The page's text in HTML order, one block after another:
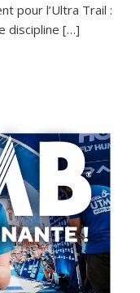
pour l’Ultra Trail :
discipline […]